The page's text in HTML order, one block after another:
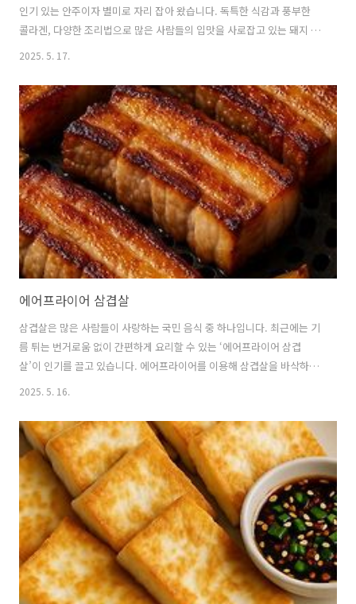
인기 있는 안주이자 별미로 자리 잡아 왔습니다. 독특한 식감과 풍부한
콜라겐, 다양한 조리법으로 많은 사람들의 입맛을 사로잡고 있는 돼지 껍
껍데기의 정의와 역사 🍊 돼지 껍데기란 무엇인가?돼지 껍데기는 말 그
대로 돼지의 표피 부분을 말합니다.돼지고기를 가공하는 과정에서 나오
는 부산물로,과거에는 버려지던 부위였지만 현재는 독특한 식감과 풍부
한 영양소로 인해 식재료로 각광받고 있습니다.돼지 껍데기는 돼지의 다
양한 부위에서 채취되며, 부위에 따라 두께와 식감이 달라집니다.일반적
으로 배 부분의 껍데기..
2025. 5. 17.
에어프라이어 삼겹살
삼겹살은 많은 사람들이 사랑하는 국민 음식 중 하나입니다. 최근에는 기
름 튀는 번거로움 없이 간편하게 요리할 수 있는 ‘에어프라이어 삼겹
살’이 인기를 끌고 있습니다. 에어프라이어를 이용해 삼겹살을 바삭하면
서도 촉촉하게 굽는 방법과 함께 관련 정보들을 자세히 알려드리겠습니
음식을 바삭하게 만들어주는 조리기구로,고열의 공기를 빠르게 순환시
켜 식재료를 익히는 방식입니다.삼겹살은 지방이 많은 부위이기 때문에
프라이팬에서 구울 경우 기름이 많이 튀고 연기가 심하게 나기 쉽습니다.
반면 에어프라이어를 이용하면 기름이 아래로 빠지면서 담백하게 구워
지고,연기나 냄새도 적어 쾌적한 환경에서 요리할 수 있습니다.또한 에어
프라이어는 온도와 시간만 맞추면 초..
2025. 5. 16.